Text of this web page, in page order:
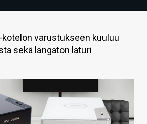
kotelon varustukseen kuuluu
sekä langaton laturi